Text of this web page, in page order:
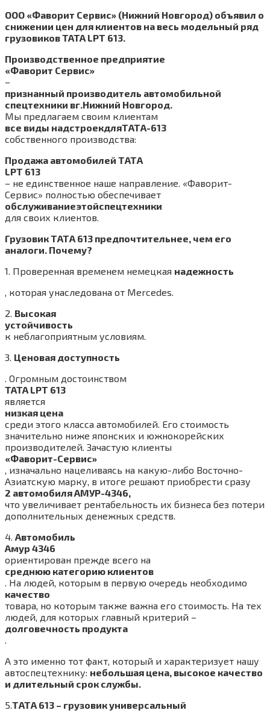
ООО «Фаворит Сервис» (Нижний Новгород) объявил о
снижении цен для клиентов на весь модельный ряд
грузовиков TATA LPT 613.
Производственное предприятие
«Фаворит Сервис»
–
признанный производитель автомобильной
спецтехники вг.Нижний Новгород.
Мы предлагаем своим клиентам
все виды надстроекдляТАТА-613
собственного производства:
Продажа автомобилей ТАТА
LPT 613
– не единственное наше направление. «Фаворит-
Сервис» полностью обеспечивает
обслуживаниеэтойспецтехники
для своих клиентов.
Грузовик ТАТА 613 предпочтительнее, чем его
аналоги. Почему?
1. Проверенная временем немецкая надежность
, которая унаследована от Mercedes.
2. Высокая
устойчивость
к неблагоприятным условиям.
3. Ценовая доступность
. Огромным достоинством
TATA LPT 613
является
низкая цена
среди этого класса автомобилей. Его стоимость
значительно ниже японских и южнокорейских
производителей. Зачастую клиенты
«Фаворит-Сервис»
, изначально нацеливаясь на какую-либо Восточно-
Азиатскую марку, в итоге решают приобрести сразу
2 автомобиля АМУР-4346,
что увеличивает рентабельность их бизнеса без потери
дополнительных денежных средств.
4. Автомобиль
Амур 4346
ориентирован прежде всего на
среднюю категорию клиентов
. На людей, которым в первую очередь необходимо
качество
товара, но которым также важна его стоимость. На тех
людей, для которых главный критерий –
долговечность продукта
.
А это именно тот факт, который и характеризует нашу
автоспецтехнику: небольшая цена, высокое качество
и длительный срок службы.
5.ТАТА 613 – грузовик универсальный